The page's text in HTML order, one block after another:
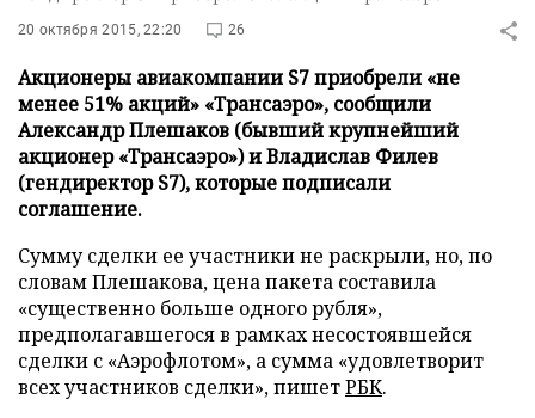
20 октября 2015, 22:20 26
Акционеры авиакомпании S7 приобрели «не
менее 51% акций» «Трансаэро», сообщили
Александр Плешаков (бывший крупнейший
акционер «Трансаэро») и Владислав Филев
(гендиректор S7), которые подписали
соглашение.
Сумму сделки ее участники не раскрыли, но, по
словам Плешакова, цена пакета составила
«существенно больше одного рубля»,
предполагавшегося в рамках несостоявшейся
сделки с «Аэрофлотом», а сумма «удовлетворит
всех участников сделки», пишетРБК.